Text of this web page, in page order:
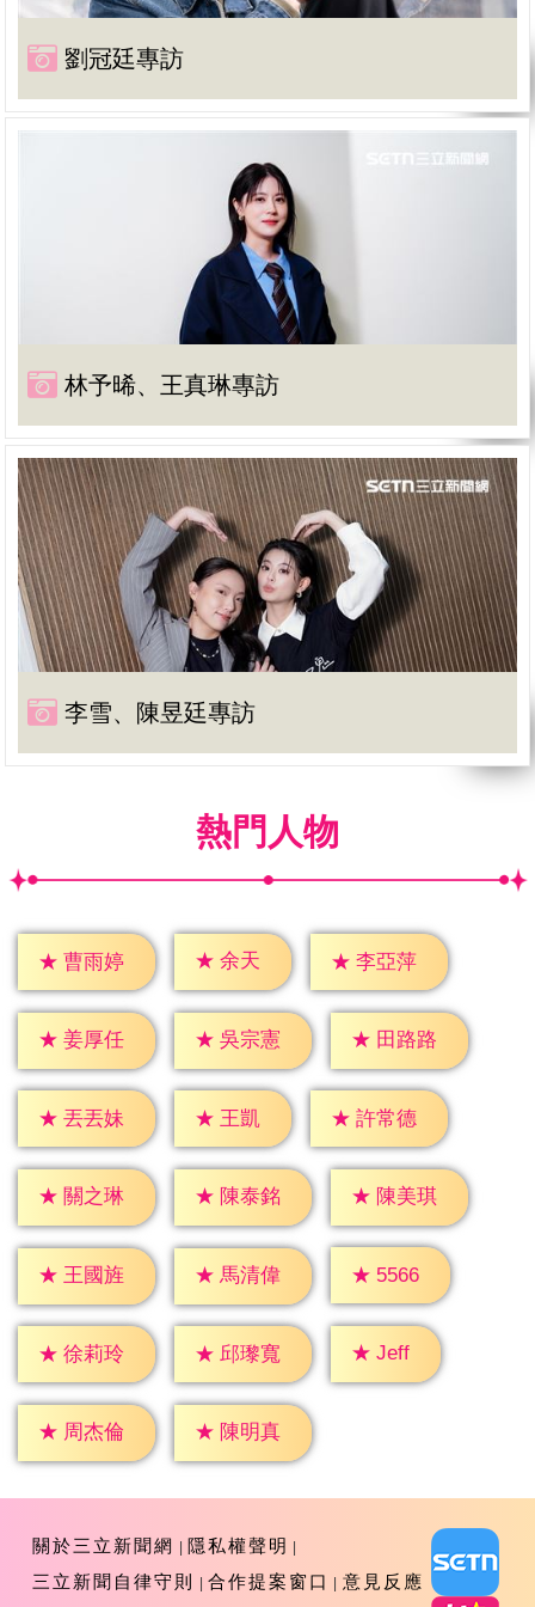
劉冠廷專訪
林予晞、王真琳專訪
李雪、陳昱廷專訪
熱門人物
★ 曹雨婷 ★ 余天 ★ 李亞萍
★ 姜厚任 ★ 吳宗憲 ★ 田路路
★ 丟丟妹 ★ 王凱 ★ 許常德
★ 關之琳 ★ 陳泰銘 ★ 陳美琪
★ 王國旌 ★ 馬清偉 ★ 5566
★ 徐莉玲 ★ 邱瓈寬 ★ Jeff
★ 周杰倫 ★ 陳明真
關於三立新聞網
隱私權聲明
三立新聞自律守則
合作提案窗口 意見反應